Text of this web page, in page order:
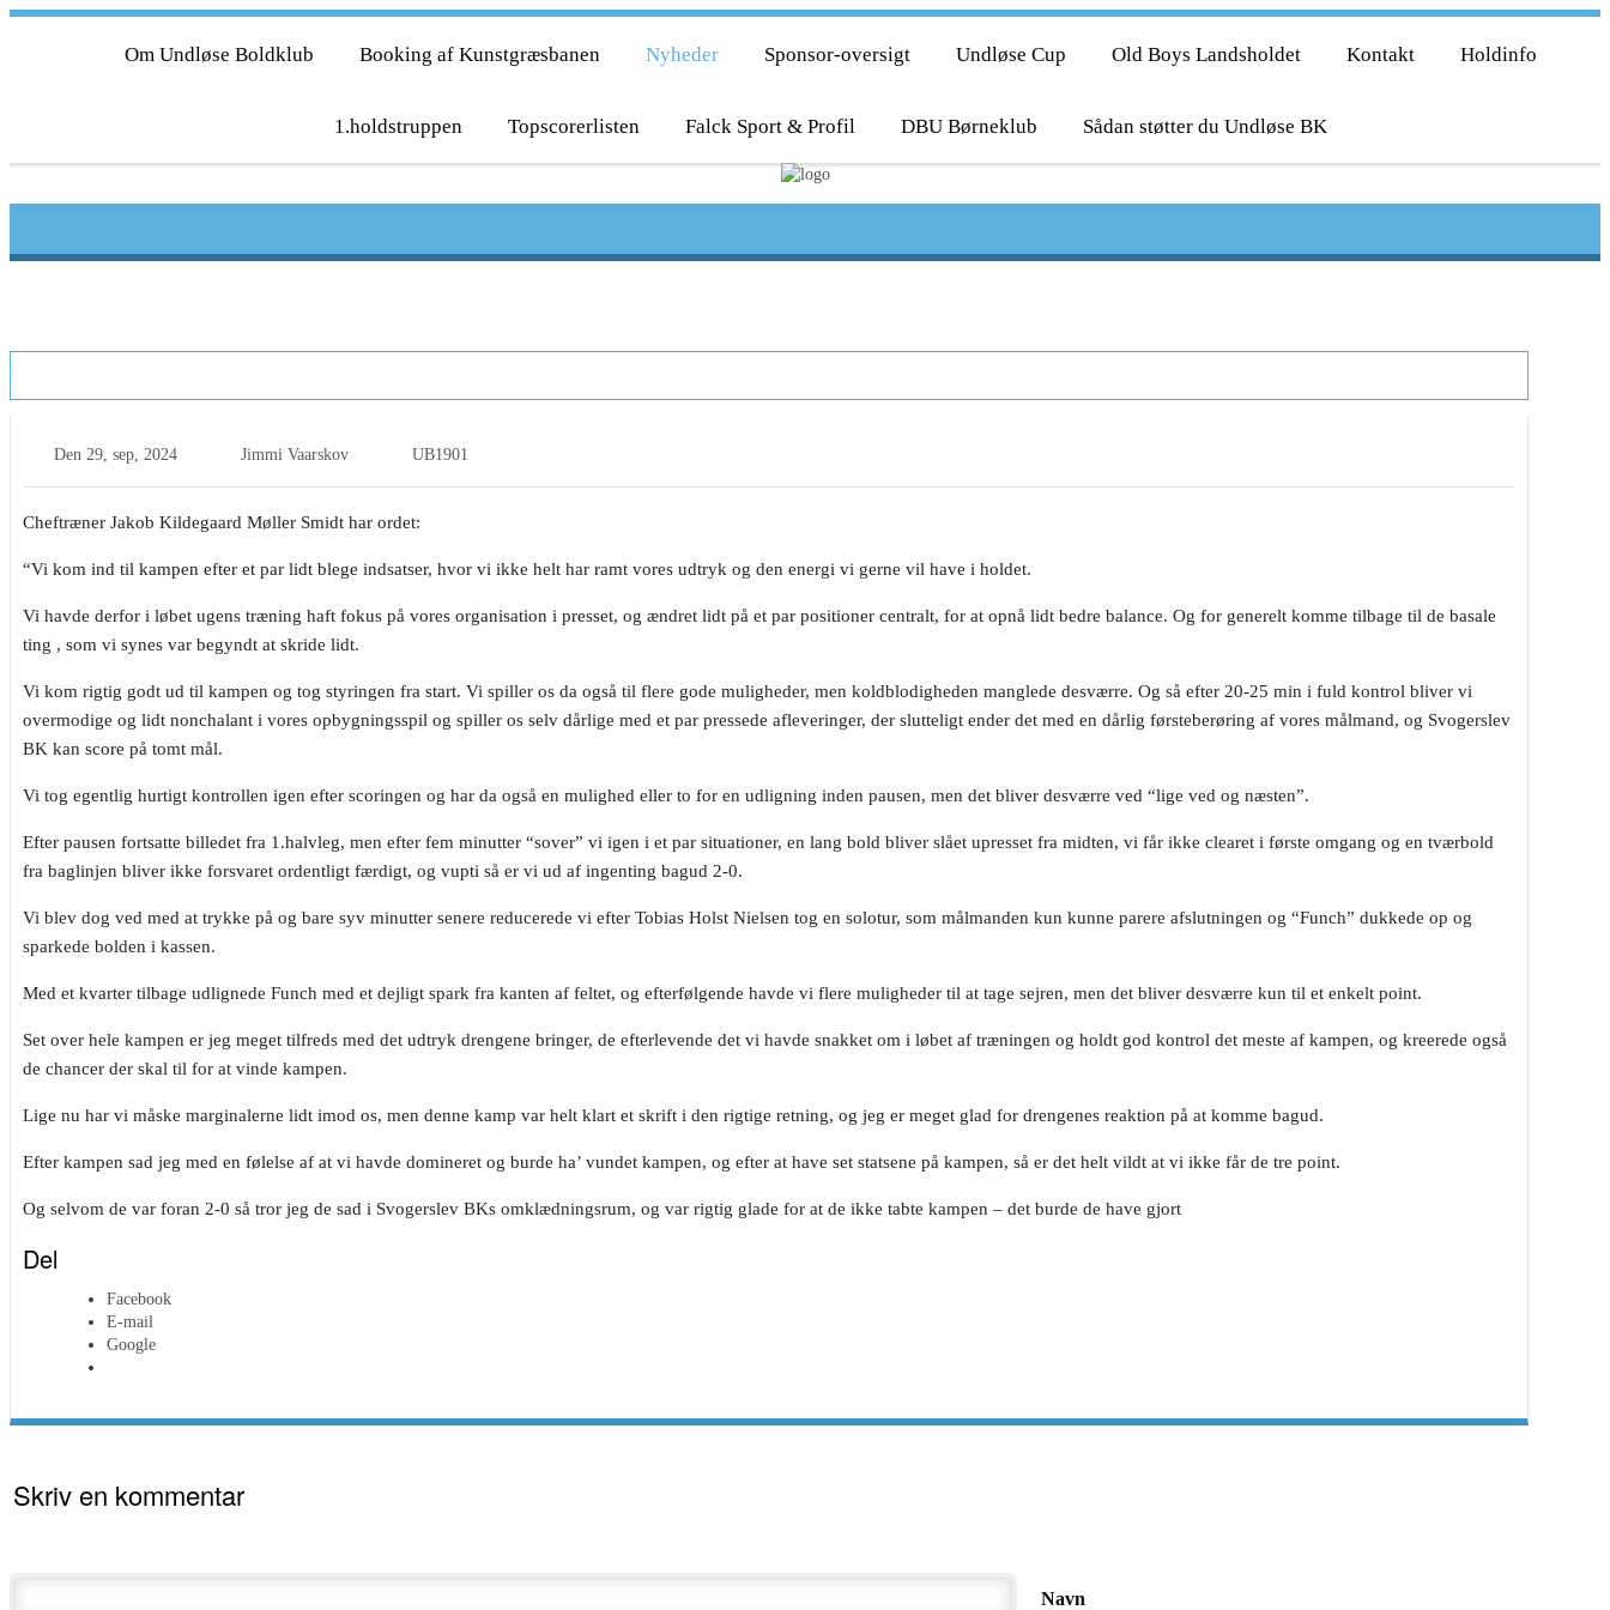
Om Undløse Boldklub Booking af Kunstgræsbanen Nyheder Sponsor-oversigt Undløse Cup Old Boys Landsholdet Kontakt Holdinfo
1.holdstruppen Topscorerlisten Falck Sport & Profil DBU Børneklub Sådan støtter du Undløse BK
Den 29, sep, 2024 Jimmi Vaarskov UB1901
Cheftræner Jakob Kildegaard Møller Smidt har ordet:
“Vi kom ind til kampen efter et par lidt blege indsatser, hvor vi ikke helt har ramt vores udtryk og den energi vi gerne vil have i holdet.
Vi havde derfor i løbet ugens træning haft fokus på vores organisation i presset, og ændret lidt på et par positioner centralt, for at opnå lidt bedre balance. Og for generelt komme tilbage til de basale
ting , som vi synes var begyndt at skride lidt.
Vi kom rigtig godt ud til kampen og tog styringen fra start. Vi spiller os da også til flere gode muligheder, men koldblodigheden manglede desværre. Og så efter 20-25 min i fuld kontrol bliver vi
overmodige og lidt nonchalant i vores opbygningsspil og spiller os selv dårlige med et par pressede afleveringer, der slutteligt ender det med en dårlig førsteberøring af vores målmand, og Svogerslev
BK kan score på tomt mål.
Vi tog egentlig hurtigt kontrollen igen efter scoringen og har da også en mulighed eller to for en udligning inden pausen, men det bliver desværre ved “lige ved og næsten”.
Efter pausen fortsatte billedet fra 1.halvleg, men efter fem minutter “sover” vi igen i et par situationer, en lang bold bliver slået upresset fra midten, vi får ikke clearet i første omgang og en tværbold
fra baglinjen bliver ikke forsvaret ordentligt færdigt, og vupti så er vi ud af ingenting bagud 2-0.
Vi blev dog ved med at trykke på og bare syv minutter senere reducerede vi efter Tobias Holst Nielsen tog en solotur, som målmanden kun kunne parere afslutningen og “Funch” dukkede op og
sparkede bolden i kassen.
Med et kvarter tilbage udlignede Funch med et dejligt spark fra kanten af feltet, og efterfølgende havde vi flere muligheder til at tage sejren, men det bliver desværre kun til et enkelt point.
Set over hele kampen er jeg meget tilfreds med det udtryk drengene bringer, de efterlevende det vi havde snakket om i løbet af træningen og holdt god kontrol det meste af kampen, og kreerede også
de chancer der skal til for at vinde kampen.
Lige nu har vi måske marginalerne lidt imod os, men denne kamp var helt klart et skrift i den rigtige retning, og jeg er meget glad for drengenes reaktion på at komme bagud.
Efter kampen sad jeg med en følelse af at vi havde domineret og burde ha’ vundet kampen, og efter at have set statsene på kampen, så er det helt vildt at vi ikke får de tre point.
Og selvom de var foran 2-0 så tror jeg de sad i Svogerslev BKs omklædningsrum, og var rigtig glade for at de ikke tabte kampen – det burde de have gjort
Del
Facebook
E-mail
Google
Skriv en kommentar
Navn